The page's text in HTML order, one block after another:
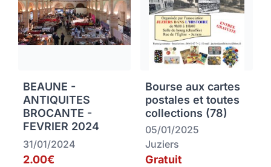
BEAUNE -
ANTIQUITES
BROCANTE -
FEVRIER 2024
31/01/2024
2.00€
Bourse aux cartes
postales et toutes
collections (78)
05/01/2025
Juziers
Gratuit